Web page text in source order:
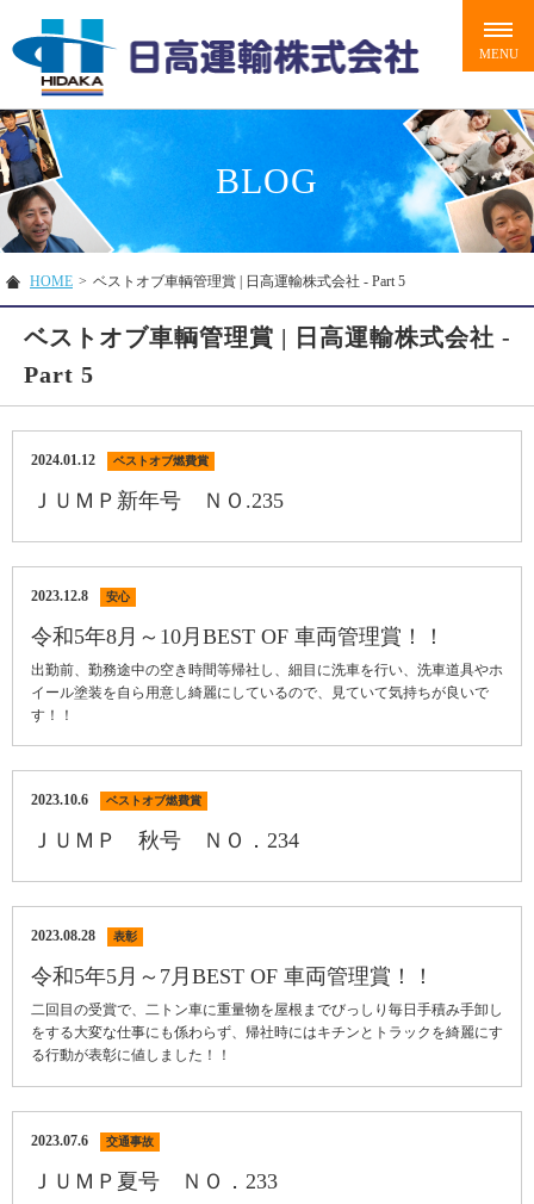
BLOG
HOME > ベストオブ車輌管理賞 | 日高運輸株式会社 - Part 5
ベストオブ車輌管理賞 | 日高運輸株式会社 -
Part 5
2024.01.12 ベストオブ燃費賞
ＪＵＭＰ新年号 ＮＯ.235
2023.12.8 安心
令和5年8月～10月BEST OF 車両管理賞！！
出勤前、勤務途中の空き時間等帰社し、細目に洗車を行い、洗車道具やホ
イール塗装を自ら用意し綺麗にしているので、見ていて気持ちが良いで
す！！
2023.10.6 ベストオブ燃費賞
ＪＵＭＰ 秋号 ＮＯ．234
2023.08.28 表彰
令和5年5月～7月BEST OF 車両管理賞！！
二回目の受賞で、二トン車に重量物を屋根までびっしり毎日手積み手卸し
をする大変な仕事にも係わらず、帰社時にはキチンとトラックを綺麗にす
る行動が表彰に値しました！！
2023.07.6 交通事故
ＪＵＭＰ夏号 ＮＯ．233